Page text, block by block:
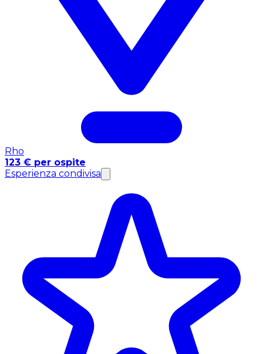
Rho
123 € per ospite
Esperienza condivisa